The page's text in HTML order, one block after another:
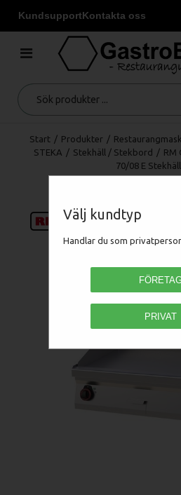
KundsupportKontakta oss
Välj kundtyp
Handlar du som
PRIVAT
Start / Produkter /
STEKA / Stekhäll / Stekbord / RM
70/08 E